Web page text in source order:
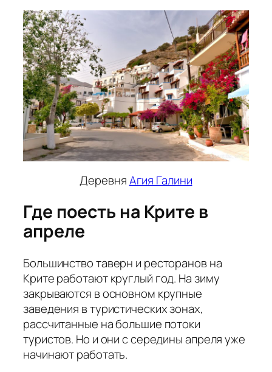
ДеревняАгия Галини
Где поесть на Крите в
апреле
Большинство таверн и ресторанов на
Крите работают круглый год. На зиму
закрываются в основном крупные
заведения в туристических зонах,
рассчитанные на большие потоки
туристов. Но и они с середины апреля уже
начинают работать.